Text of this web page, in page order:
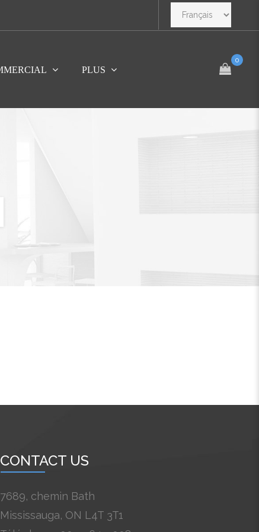
PLUS
0
CONTACT US
7689, chemin Bath
Mississauga, ON L4T 3T1